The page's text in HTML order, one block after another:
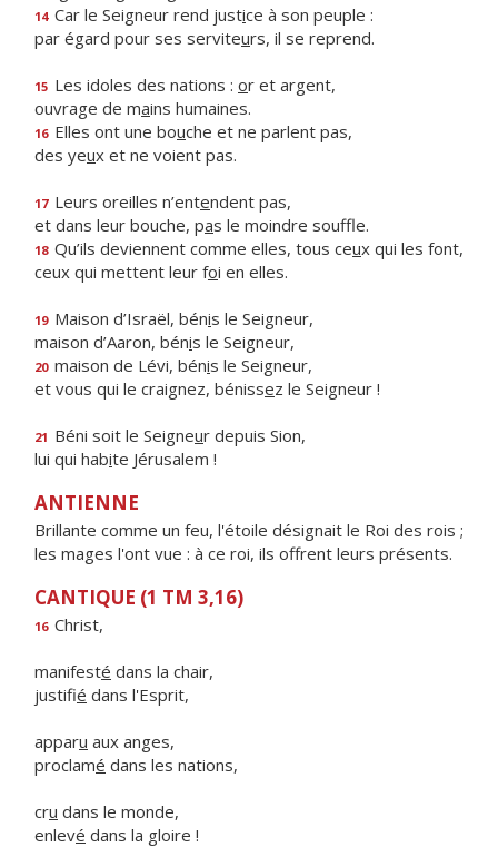
14 Car le Seigneur rend justice à son peuple :
par égard pour ses serviteurs, il se reprend.
15 Les idoles des nations : or et argent,
ouvrage de mains humaines.
16 Elles ont une bouche et ne parlent pas,
des yeux et ne voient pas.
17 Leurs oreilles n’entendent pas,
et dans leur bouche, pas le moindre souffle.
18 Qu’ils deviennent comme elles, tous ceux qui les font,
ceux qui mettent leur foi en elles.
19 Maison d’Israël, bénis le Seigneur,
maison d’Aaron, bénis le Seigneur,
20 maison de Lévi, bénis le Seigneur,
et vous qui le craignez, bénissez le Seigneur !
21 Béni soit le Seigneur depuis Sion,
lui qui habite Jérusalem !
ANTIENNE
Brillante comme un feu, l'étoile désignait le Roi des rois ;
les mages l'ont vue : à ce roi, ils offrent leurs présents.
CANTIQUE (1 TM 3,16)
16 Christ,
manifesté dans la chair,
justifié dans l'Esprit,
apparu aux anges,
proclamé dans les nations,
cru dans le monde,
enlevé dans la gloire !